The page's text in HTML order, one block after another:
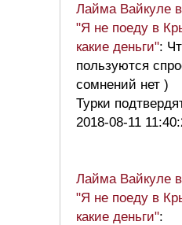
Лайма Вайкуле
"Я не поеду в
какие деньги":
пользуются
сомнений нет )
Турки
2018-08-11
Лайма Вайкуле
"Я не поеду в
какие деньги":